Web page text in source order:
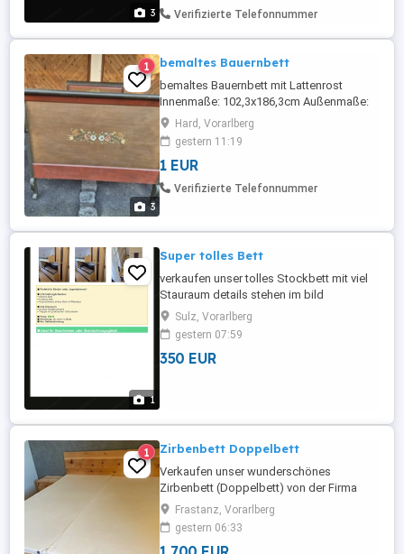
3 Verifizierte Telefonnummer
3
1 bemaltes Bauernbett
bemaltes Bauernbett mit Lattenrost
Innenmaße: 102,3x186,3cm Außenmaße:
108,3x200,2cm Preis nach Vereinbarung !!!!
Hard, Vorarlberg
gestern 11:19
1 EUR
Verifizierte Telefonnummer
1
Super tolles Bett
verkaufen unser tolles Stockbett mit viel
Stauraum details stehen im bild
Sulz, Vorarlberg
gestern 07:59
350 EUR
1 Zirbenbett Doppelbett
Verkaufen unser wunderschönes
Zirbenbett (Doppelbett) von der Firma
Zirbenwolf wegen Umzug. Bett Zirbe
180x200, Unterkonstruktion geschlossen
mit Kopfteil Zirbe massiv durchgehend.
Frastanz, Vorarlberg
gestern 06:33